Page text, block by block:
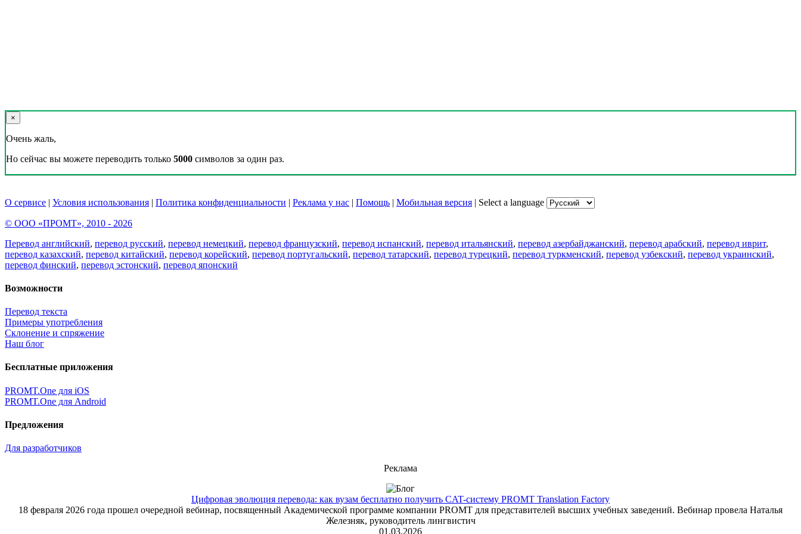
×
Очень жаль,
Но сейчас вы можете переводить только 5000 символов за один раз.
О сервисе | Условия использования | Политика конфиденциальности | Реклама у нас | Помощь | Мобильная версия | Select a language
© ООО «ПРОМТ», 2010 - 2026
Перевод английский, перевод русский, перевод немецкий, перевод французский, перевод испанский, перевод итальянский, перевод азербайджанский, перевод арабский, перевод иврит,
перевод казахский, перевод китайский, перевод корейский, перевод португальский, перевод татарский, перевод турецкий, перевод туркменский, перевод узбекский, перевод украинский,
перевод финский, перевод эстонский, перевод японский
Возможности
Перевод текста
Примеры употребления
Склонение и спряжение
Наш блог
Бесплатные приложения
PROMT.One для iOS
PROMT.One для Android
Предложения
Для разработчиков
Реклама
Цифровая эволюция перевода: как вузам бесплатно получить CAT-систему PROMT Translation Factory
18 февраля 2026 года прошел очередной вебинар, посвященный Академической программе компании PROMT для представителей высших учебных заведений. Вебинар провела Наталья
Железняк, руководитель лингвистич
01.03.2026